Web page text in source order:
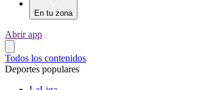
En tu zona
Abrir app
Todos los contenidos
Deportes populares